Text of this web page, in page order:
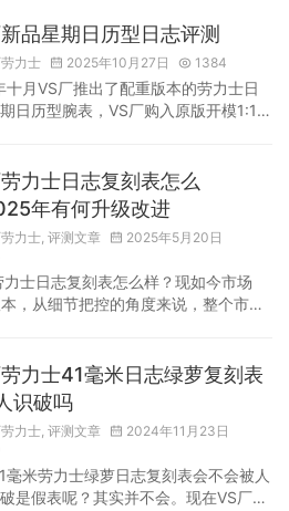
品星期日历型日志评测
力士 2025年10月27日 1384
十月VS厂推出了配重版本的劳力士日
日历型腕表，VS厂购入原版开模1:1
基础 东拼西凑的一体机。内外兼
置，性价比高，做工精良。 VS厂的劳
始终与原版厚度保持一致的配重（原
）非市场为了加重把底盖加厚
改变了尺寸，不是真正1:1还原复
力士日志复刻表怎么
年有何升级改进
力士, 评测文章
2025年5月20日
力士日志复刻表怎么样？现如今市场
，从细节把控的角度来说，整个市场
破！机芯方面稳定性也一如既往的优
且功能与操作方式都是同步的！正因如
厂才会深受市场喜爱！有着极高的口
年有何升级改进！此次升级，主要
的进一步完善，如果已经入手上一个
么这个版本没有必要入手！此...
力士41毫米日志绿萝复刻表
识破吗
力士, 评测文章
2024年11月23日
毫米劳力士绿萝日志复刻表会不会被人
是假表呢？其实并不会。现在VS厂复